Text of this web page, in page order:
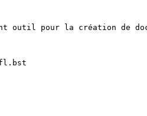
outil pour la création de
fl.bst